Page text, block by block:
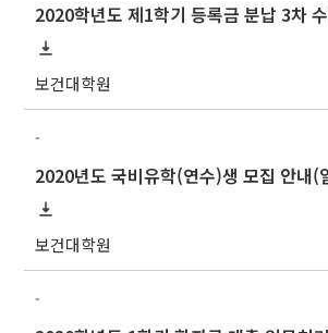
2020학년도 제1학기 등록금 분납 3차
보건대학원
-
2020년도 국비유학(연수)생 모집 안내(
보건대학원
-